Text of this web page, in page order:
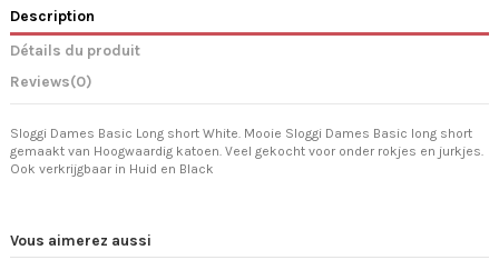
Description
Détails du produit
Reviews(0)
Sloggi Dames Basic Long short White. Mooie Sloggi Dames Basic long short
gemaakt van Hoogwaardig katoen. Veel gekocht voor onder rokjes en jurkjes.
Ook verkrijgbaar in Huid en Black
Vous aimerez aussi